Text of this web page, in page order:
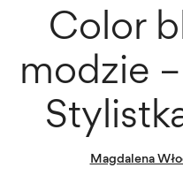
Color
modzie
Magdalena